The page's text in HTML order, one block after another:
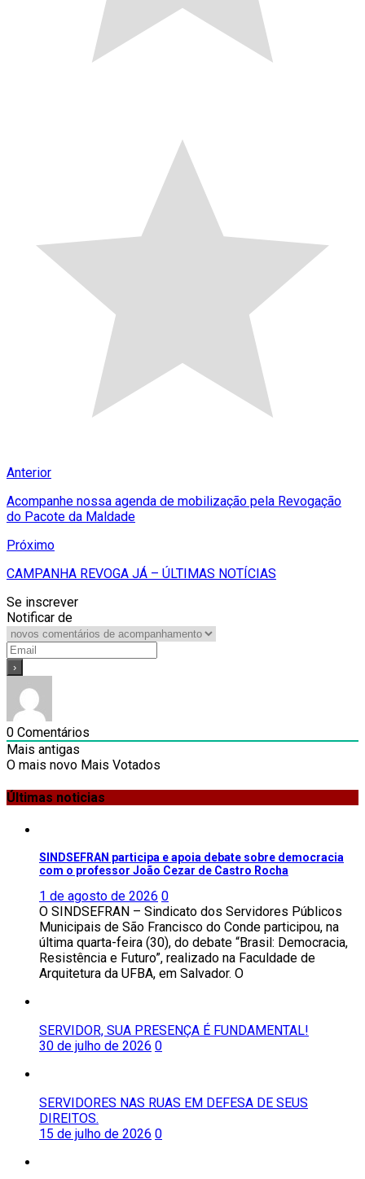
Anterior
Acompanhe nossa agenda de mobilização pela Revogação
do Pacote da Maldade
Próximo
CAMPANHA REVOGA JÁ – ÚLTIMAS NOTÍCIAS
Se inscrever
Notificar de
0 Comentários
Mais antigas
O mais novo Mais Votados
Últimas noticias
SINDSEFRAN participa e apoia debate sobre democracia
com o professor João Cezar de Castro Rocha
1 de agosto de 2026 0
O SINDSEFRAN – Sindicato dos Servidores Públicos
Municipais de São Francisco do Conde participou, na
última quarta-feira (30), do debate “Brasil: Democracia,
Resistência e Futuro”, realizado na Faculdade de
Arquitetura da UFBA, em Salvador. O
SERVIDOR, SUA PRESENÇA É FUNDAMENTAL!
30 de julho de 2026 0
SERVIDORES NAS RUAS EM DEFESA DE SEUS
DIREITOS.
15 de julho de 2026 0